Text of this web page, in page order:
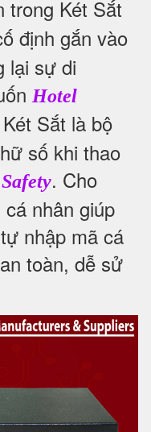
trong Két Sắt
định gắn vào
lại sự di
Hotel
Sắt là bộ
số khi thao
. Cho
nhân giúp
nhập mã cá
toàn, dễ sử